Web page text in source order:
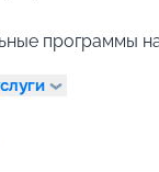
программы